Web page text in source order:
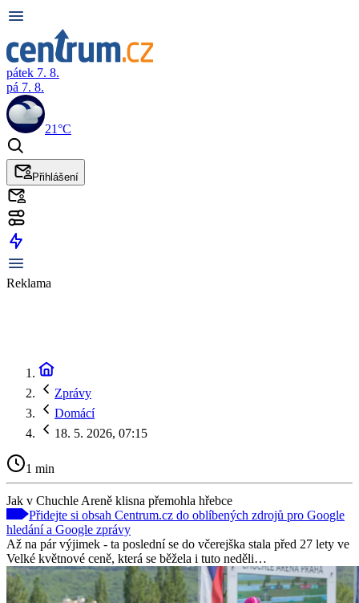
pátek 7. 8.
pá 7. 8.
21°C
Přihlášení
Reklama
Zprávy
Domácí
18. 5. 2026, 07:15
1 min
Jak v Chuchle Areně klisna přemohla hřebce
Přidejte si obsah Centrum.cz do oblíbených zdrojů pro Google
hledání a Google zprávy
Až na pár výjimek - ta poslední se do včerejška stala před 27 lety ve
Velké květnové ceně, která se běžela i tuto neděli…